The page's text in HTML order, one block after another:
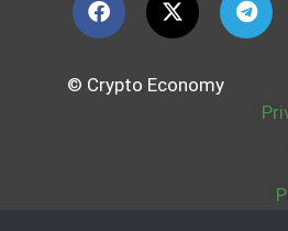
© Crypto Economy